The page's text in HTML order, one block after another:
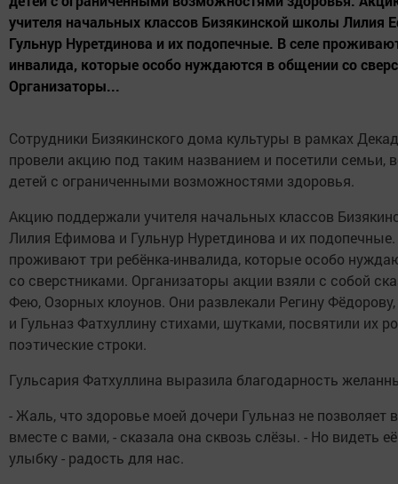
учителя начальных классов Бизякинской школы Лилия
Гульнур Нуретдинова и их подопечные. В селе
инвалида, которые особо нуждаются в общении со
Организаторы...
Сотрудники Бизякинского дома культуры в рамках
провели акцию под таким названием и посетили
детей с ограниченными возможностями здоровья.
Акцию поддержали учителя начальных классов
Лилия Ефимова и Гульнур Нуретдинова и их подопечные.
проживают три ребёнка-инвалида, которые особо
со сверстниками. Организаторы акции взяли с собой
Фею, Озорных клоунов. Они развлекали Регину
и Гульназ Фатхуллину стихами, шутками, посвятили их
поэтические строки.
Гульсария Фатхуллина выразила благодарность
- Жаль, что здоровье моей дочери Гульназ не позволяет
вместе с вами, - сказала она сквозь слёзы. - Но видеть
улыбку - радость для нас.